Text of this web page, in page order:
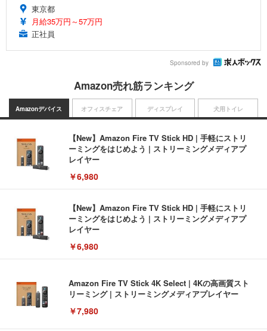
東京都
月給35万円～57万円
正社員
Sponsored by
Amazon売れ筋ランキング
Amazonデバイス
【New】Amazon Fire TV Stick HD | 手軽にストリ
ーミングをはじめよう | ストリーミングメディアプ
レイヤー
￥6,980
【New】Amazon Fire TV Stick HD | 手軽にストリ
ーミングをはじめよう | ストリーミングメディアプ
レイヤー
￥6,980
Amazon Fire TV Stick 4K Select | 4Kの高画質スト
リーミング | ストリーミングメディアプレイヤー
￥7,980
オフィスチェア ディスプレイ 犬用トイレ